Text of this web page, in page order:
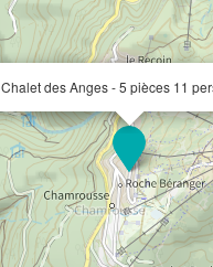
Chalet des Anges - 5 pièces 11